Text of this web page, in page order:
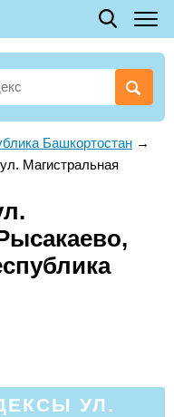
Башкортостан →
ул. Магистральная
УЛ.